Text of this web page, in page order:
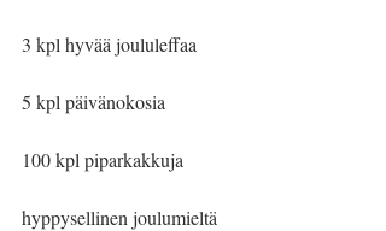
3 kpl hyvää joululeffaa
5 kpl päivänokosia
100 kpl piparkakkuja
hyppysellinen joulumieltä